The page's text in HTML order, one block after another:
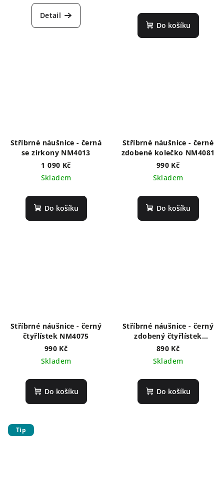
Detail
Do košíku
Stříbrné náušnice - černá
se zirkony NM4013
1 090 Kč
Skladem
Do košíku
Stříbrné náušnice - černé
zdobené kolečko NM4081
990 Kč
Skladem
Do košíku
Stříbrné náušnice - černý
čtyřlístek NM4075
990 Kč
Skladem
Do košíku
Stříbrné náušnice - černý
zdobený čtyřlístek
NM4091
890 Kč
Skladem
Do košíku
Tip